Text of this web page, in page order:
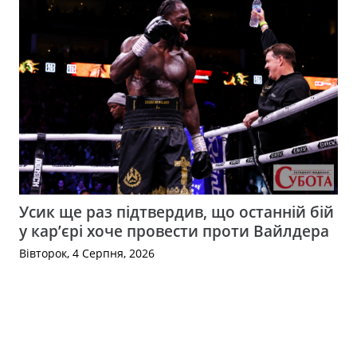
Усик ще раз підтвердив, що останній бій
у кар’єрі хоче провести проти Вайлдера
Вівторок, 4 Серпня, 2026